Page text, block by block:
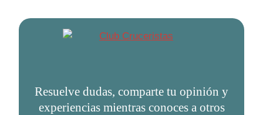
Resuelve dudas, comparte tu opinión y
experiencias mientras conoces a otros